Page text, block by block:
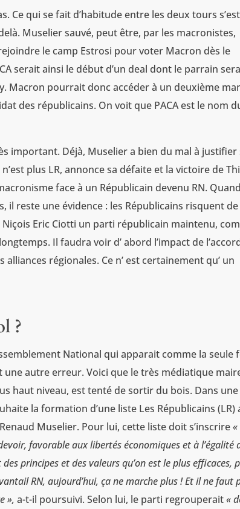
Ce qui se fait d’habitude entre les deux tours
Muselier sauvé, peut être, par les macronistes,
le camp Estrosi pour voter Macron dès le
serait ainsi le début d’un deal dont le parrain
Macron pourrait donc accéder à un deuxième
des républicains. On voit que PACA est le nom
important. Déjà, Muselier a bien du mal à justifier
plus LR, annonce sa défaite et la victoire de
face à un Républicain devenu RN.
il reste une évidence : les Républicains risquent de
Eric Ciotti un parti républicain maintenu,
Il faudra voir d’ abord l’impact de
régionales. Ce n’ est certainement qu’ un
?
National qui apparait comme la seule
autre erreur. Voici que le très médiatique
haut niveau, est tenté de sortir du bois. Dans une
la formation d’une liste Les Républicains (LR)
Muselier. Pour lui, cette liste doit s’inscrire«
favorable aux libertés économiques et à l’égalité
principes et des valeurs qu’on est le plus efficaces,
RN, aujourd’hui, ça ne marche plus ! Et il ne faut
», a-t-il poursuivi. Selon lui, le parti regrouperait«